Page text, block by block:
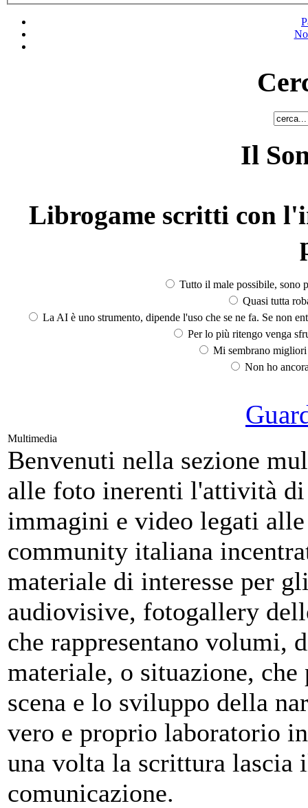
Il
Librogame scritti con
Tutto il male possibile, sono
Quasi tutta
La AI è uno strumento, dipende l'uso che se ne fa. Se non
Per lo più ritengo venga
Mi sembrano
Non ho
Multimedia
Benvenuti nella sezione
alle foto inerenti l'attività
immagini e video legati
community italiana
materiale di interesse per
audiovisive, fotogallery
che rappresentano volumi,
materiale, o situazione, che
scena e lo sviluppo della
vero e proprio laboratorio
una volta la scrittura lascia
comunicazione.